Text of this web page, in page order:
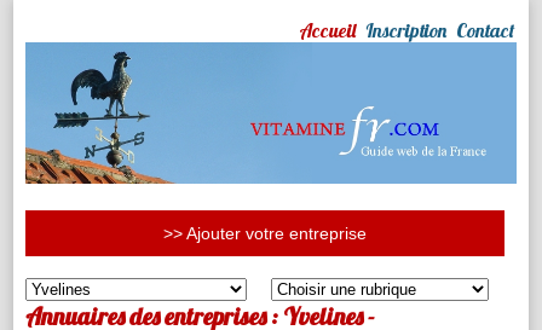
Accueil Inscription Contact
>> Ajouter votre entreprise
Annuaires des entreprises : Yvelines -